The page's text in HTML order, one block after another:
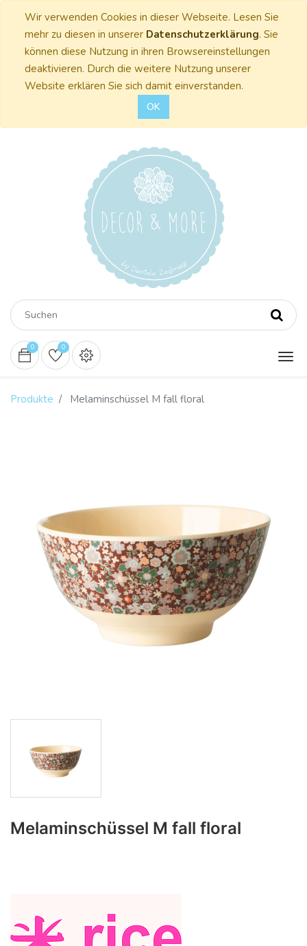
Wir verwenden Cookies in dieser Webseite. Lesen Sie
mehr zu diesen in unserer Datenschutzerklärung. Sie
können diese Nutzung in ihren Browsereinstellungen
deaktivieren. Durch die weitere Nutzung unserer
Website erklären Sie sich damit einverstanden.
OK
0 0
Produkte Melaminschüssel M fall floral
Melaminschüssel M fall floral